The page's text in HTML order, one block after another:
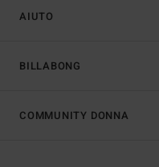
AIUTO
BILLABONG
COMMUNITY DONNA